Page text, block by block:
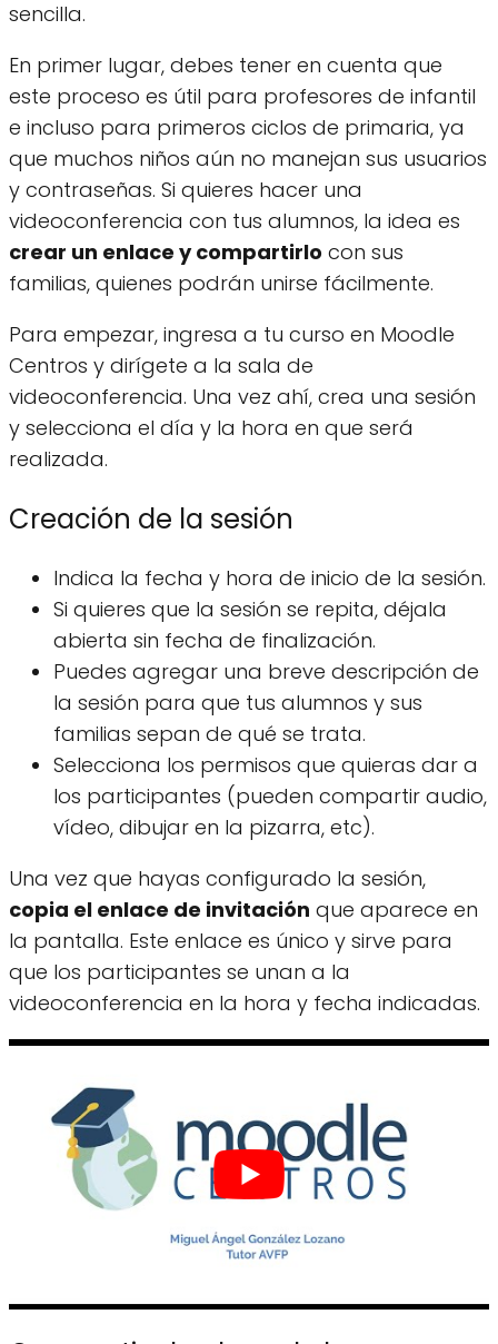
sencilla.
En primer lugar, debes tener en cuenta que
este proceso es útil para profesores de infantil
e incluso para primeros ciclos de primaria, ya
que muchos niños aún no manejan sus usuarios
y contraseñas. Si quieres hacer una
videoconferencia con tus alumnos, la idea es
crear un enlace y compartirlo con sus
familias, quienes podrán unirse fácilmente.
Para empezar, ingresa a tu curso en Moodle
Centros y dirígete a la sala de
videoconferencia. Una vez ahí, crea una sesión
y selecciona el día y la hora en que será
realizada.
Creación de la sesión
Indica la fecha y hora de inicio de la sesión.
Si quieres que la sesión se repita, déjala
abierta sin fecha de finalización.
Puedes agregar una breve descripción de
la sesión para que tus alumnos y sus
familias sepan de qué se trata.
Selecciona los permisos que quieras dar a
los participantes (pueden compartir audio,
vídeo, dibujar en la pizarra, etc).
Una vez que hayas configurado la sesión,
copia el enlace de invitación que aparece en
la pantalla. Este enlace es único y sirve para
que los participantes se unan a la
videoconferencia en la hora y fecha indicadas.